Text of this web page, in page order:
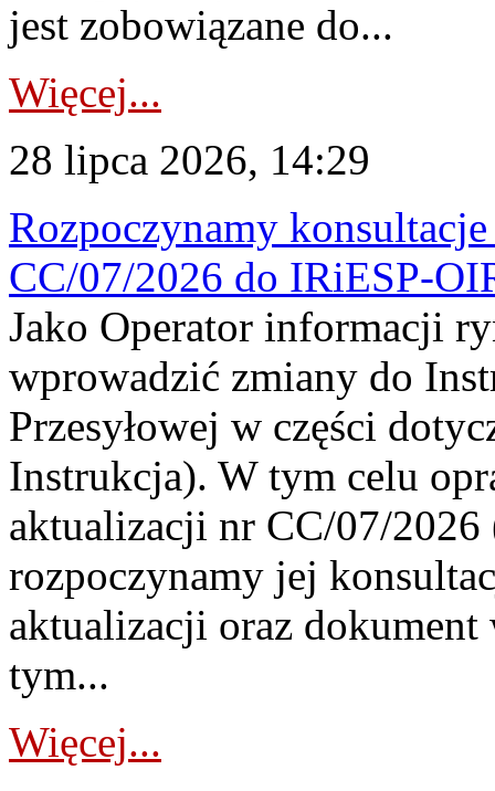
jest zobowiązane do...
Więcej...
28 lipca 2026, 14:29
Rozpoczynamy
CC/07/2026 do IRiESP-
Jako Operator informacji
wprowadzić zmiany do
Przesyłowej w części
Instrukcja). W tym celu
aktualizacji nr CC/07/
rozpoczynamy jej
aktualizacji oraz
tym...
Więcej...